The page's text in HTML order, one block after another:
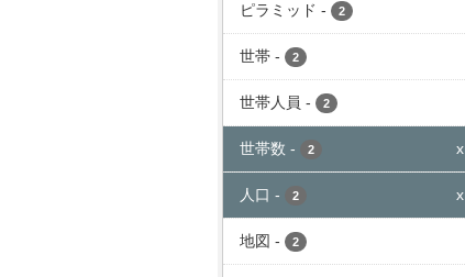
ピラミッド - 2
世帯 - 2
世帯人員 - 2
世帯数 - 2 x
人口 - 2 x
地図 - 2